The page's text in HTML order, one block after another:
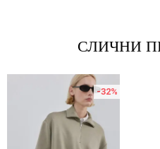
СЛИЧНИ
-32%